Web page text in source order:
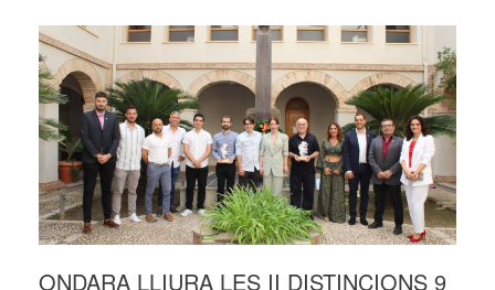
ONDARA LLIURA LES II DISTINCIONS 9